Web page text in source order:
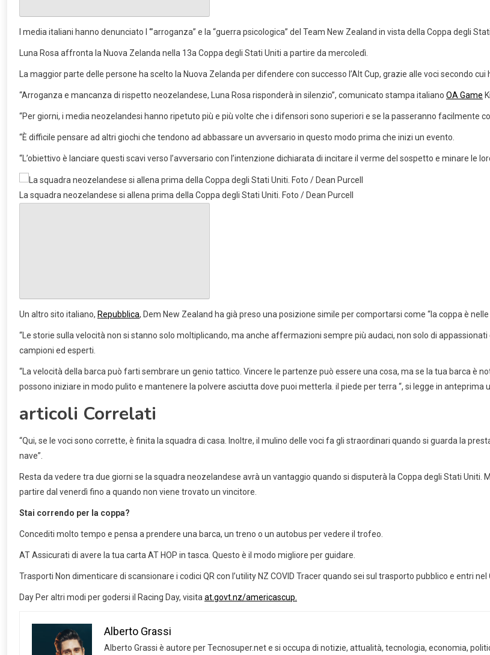
I media italiani hanno denunciato l ‘”arroganza” e la “guerra psicologica” del Team New Zealand in vista della Coppa degli
Luna Rosa affronta la Nuova Zelanda nella 13a Coppa degli Stati Uniti a partire da mercoledì.
La maggior parte delle persone ha scelto la Nuova Zelanda per difendere con successo l’Alt Cup, grazie alle voci secondo
“Arroganza e mancanza di rispetto neozelandese, Luna Rosa risponderà in silenzio”, comunicato stampa italiano OA Game
“Per giorni, i media neozelandesi hanno ripetuto più e più volte che i difensori sono superiori e se la passeranno facilmente
“È difficile pensare ad altri giochi che tendono ad abbassare un avversario in questo modo prima che inizi un evento.
“L’obiettivo è lanciare questi scavi verso l’avversario con l’intenzione dichiarata di incitare il verme del sospetto e minare le
La squadra neozelandese si allena prima della Coppa degli Stati Uniti. Foto / Dean Purcell
Un altro sito italiano, Repubblica, Dem New Zealand ha già preso una posizione simile per comportarsi come “la coppa è nelle
“Le storie sulla velocità non si stanno solo moltiplicando, ma anche affermazioni sempre più audaci, non solo di
campioni ed esperti.
“La velocità della barca può farti sembrare un genio tattico. Vincere le partenze può essere una cosa, ma se la tua barca è
possono iniziare in modo pulito e mantenere la polvere asciutta dove puoi metterla. il piede per terra “, si legge in anteprima
articoli Correlati
“Qui, se le voci sono corrette, è finita la squadra di casa. Inoltre, il mulino delle voci fa gli straordinari quando si guarda la
nave”.
Resta da vedere tra due giorni se la squadra neozelandese avrà un vantaggio quando si disputerà la Coppa degli Stati
partire dal venerdì fino a quando non viene trovato un vincitore.
Stai correndo per la coppa?
Concediti molto tempo e pensa a prendere una barca, un treno o un autobus per vedere il trofeo.
AT Assicurati di avere la tua carta AT HOP in tasca. Questo è il modo migliore per guidare.
Trasporti Non dimenticare di scansionare i codici QR con l’utility NZ COVID Tracer quando sei sul trasporto pubblico e entri nel
Day Per altri modi per godersi il Racing Day, visita at.govt.nz/americascup.
Alberto Grassi
Alberto Grassi è autore per Tecnosuper.net e si occupa di notizie, attualità, tecnologia, economia,